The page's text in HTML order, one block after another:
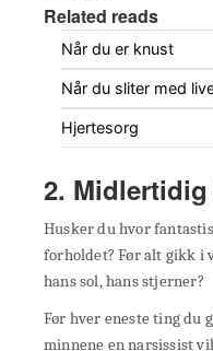
Related reads
Når du er knust
Når du sliter med
Hjertesorg
2.
Husker du hvor
forholdet? Før alt gikk i
hans sol, hans stjerner?
Før hver eneste ting du
minnene en narsissist